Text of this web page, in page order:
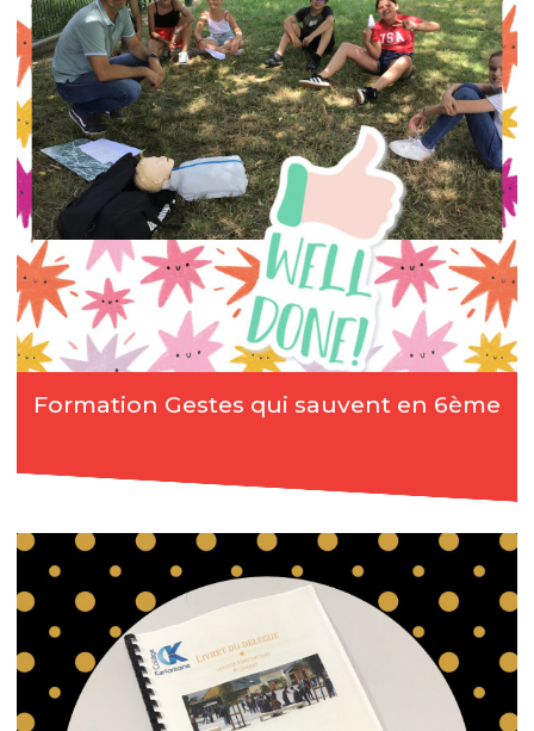
Formation Gestes qui sauvent en 6ème